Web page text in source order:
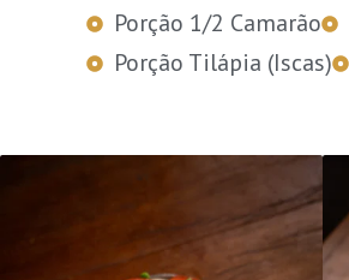
Porção 1/2 Camarão
Porção Tilápia (Iscas)